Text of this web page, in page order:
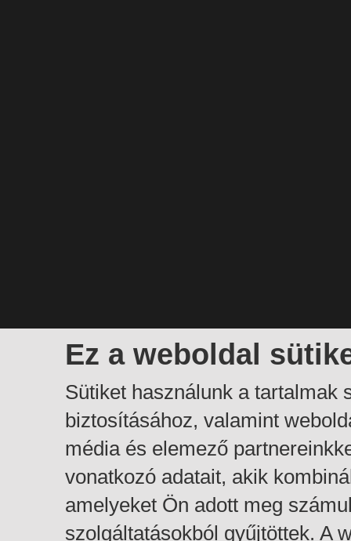
Ez a weboldal
Sütiket használunk a tartalmak
biztosításához, valamint
média és elemező
vonatkozó adatait, akik
amelyeket Ön adott meg
szolgáltatásokból gyűjtöttek. A